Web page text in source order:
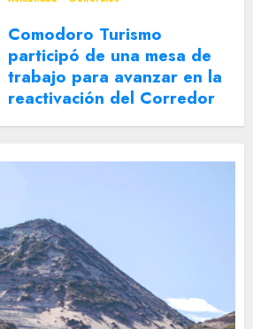
Comodoro Turismo
participó de una mesa de
trabajo para avanzar en la
reactivación del Corredor
Turístico Integrado